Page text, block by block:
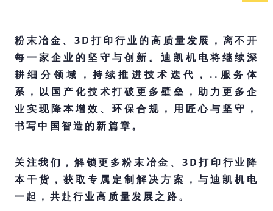
粉末冶金、3D打印行业的高质量发展，离不开
每一家企业的坚守与创新。迪凯机电将继续深
耕细分领域，持续推进技术迭代，..服务体
系，以国产化技术打破更多壁垒，助力更多企
业实现降本增效、环保合规，用匠心与坚守，
书写中国智造的新篇章。
关注我们，解锁更多粉末冶金、3D打印行业降
本干货，获取专属定制解决方案，与迪凯机电
一起，共赴行业高质量发展之路。